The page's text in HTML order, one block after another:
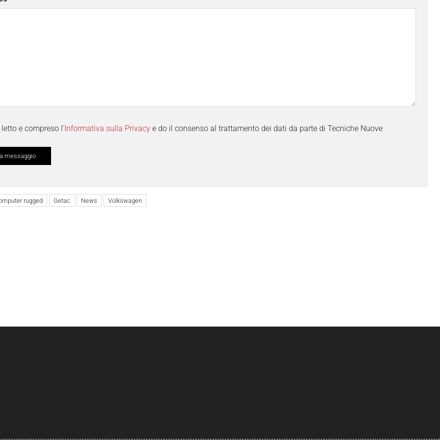
letto e compreso l' Informativa sulla Privacy e do il consenso al trattamento dei dati da parte di Tecniche Nuove
rugged Getac News Volkswagen